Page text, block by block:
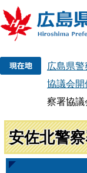
頭
で
す
。
飛
ば
し
て
広島県
協議会
察署協議
安佐北警